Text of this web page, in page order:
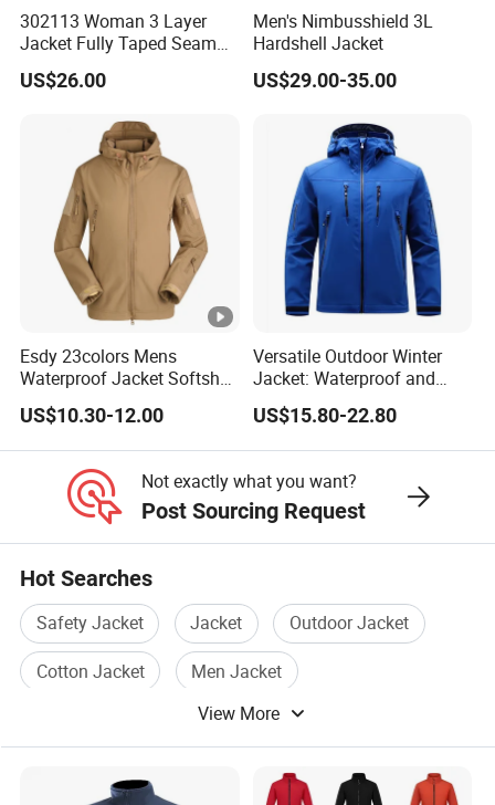
serviceCompany Profile
WorkShops
Certifications
Our Certificate
Exhibition
Our Exhibition
FAQ
Our FAQ
1. Are you a factory or company?
We are a factory, our factory has more than 20 years
experience in the production of outdoor wear/garment
products
302113 Woman 3 Layer
Jacket Fully Taped Seam
Ready Stock
US$26.00
Men's Nimbusshield 3L
Hardshell Jacket
US$29.00-35.00
Esdy 23colors Mens
Waterproof Jacket Softshell
Outdoor Jacket
US$10.30-12.00
Versatile Outdoor Winter
Jacket: Waterproof and
Windproof Features
Outdoor Jacket
Windbreaker
US$15.80-22.80
Not exactly what you want?
Post Sourcing Request
Hot Searches
Safety Jacket Jacket
Outdoor Jacket
Cotton Jacket
Men Jacket
View More